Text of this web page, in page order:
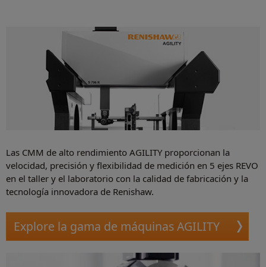
Las CMM de alto rendimiento AGILITY proporcionan la
velocidad, precisión y flexibilidad de medición en 5 ejes REVO
en el taller y el laboratorio con la calidad de fabricación y la
tecnología innovadora de Renishaw.
Explore la gama de máquinas AGILITY